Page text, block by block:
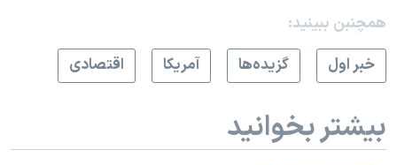
همایش محافظه‌کاران آمریکا «سی‌پک»
سفر پرزیدنت ترامپ به چین
همچنبن ببینید:
خبر اول
گزيده‌ها آمريکا اقتصادی
بیشتر بخوانید